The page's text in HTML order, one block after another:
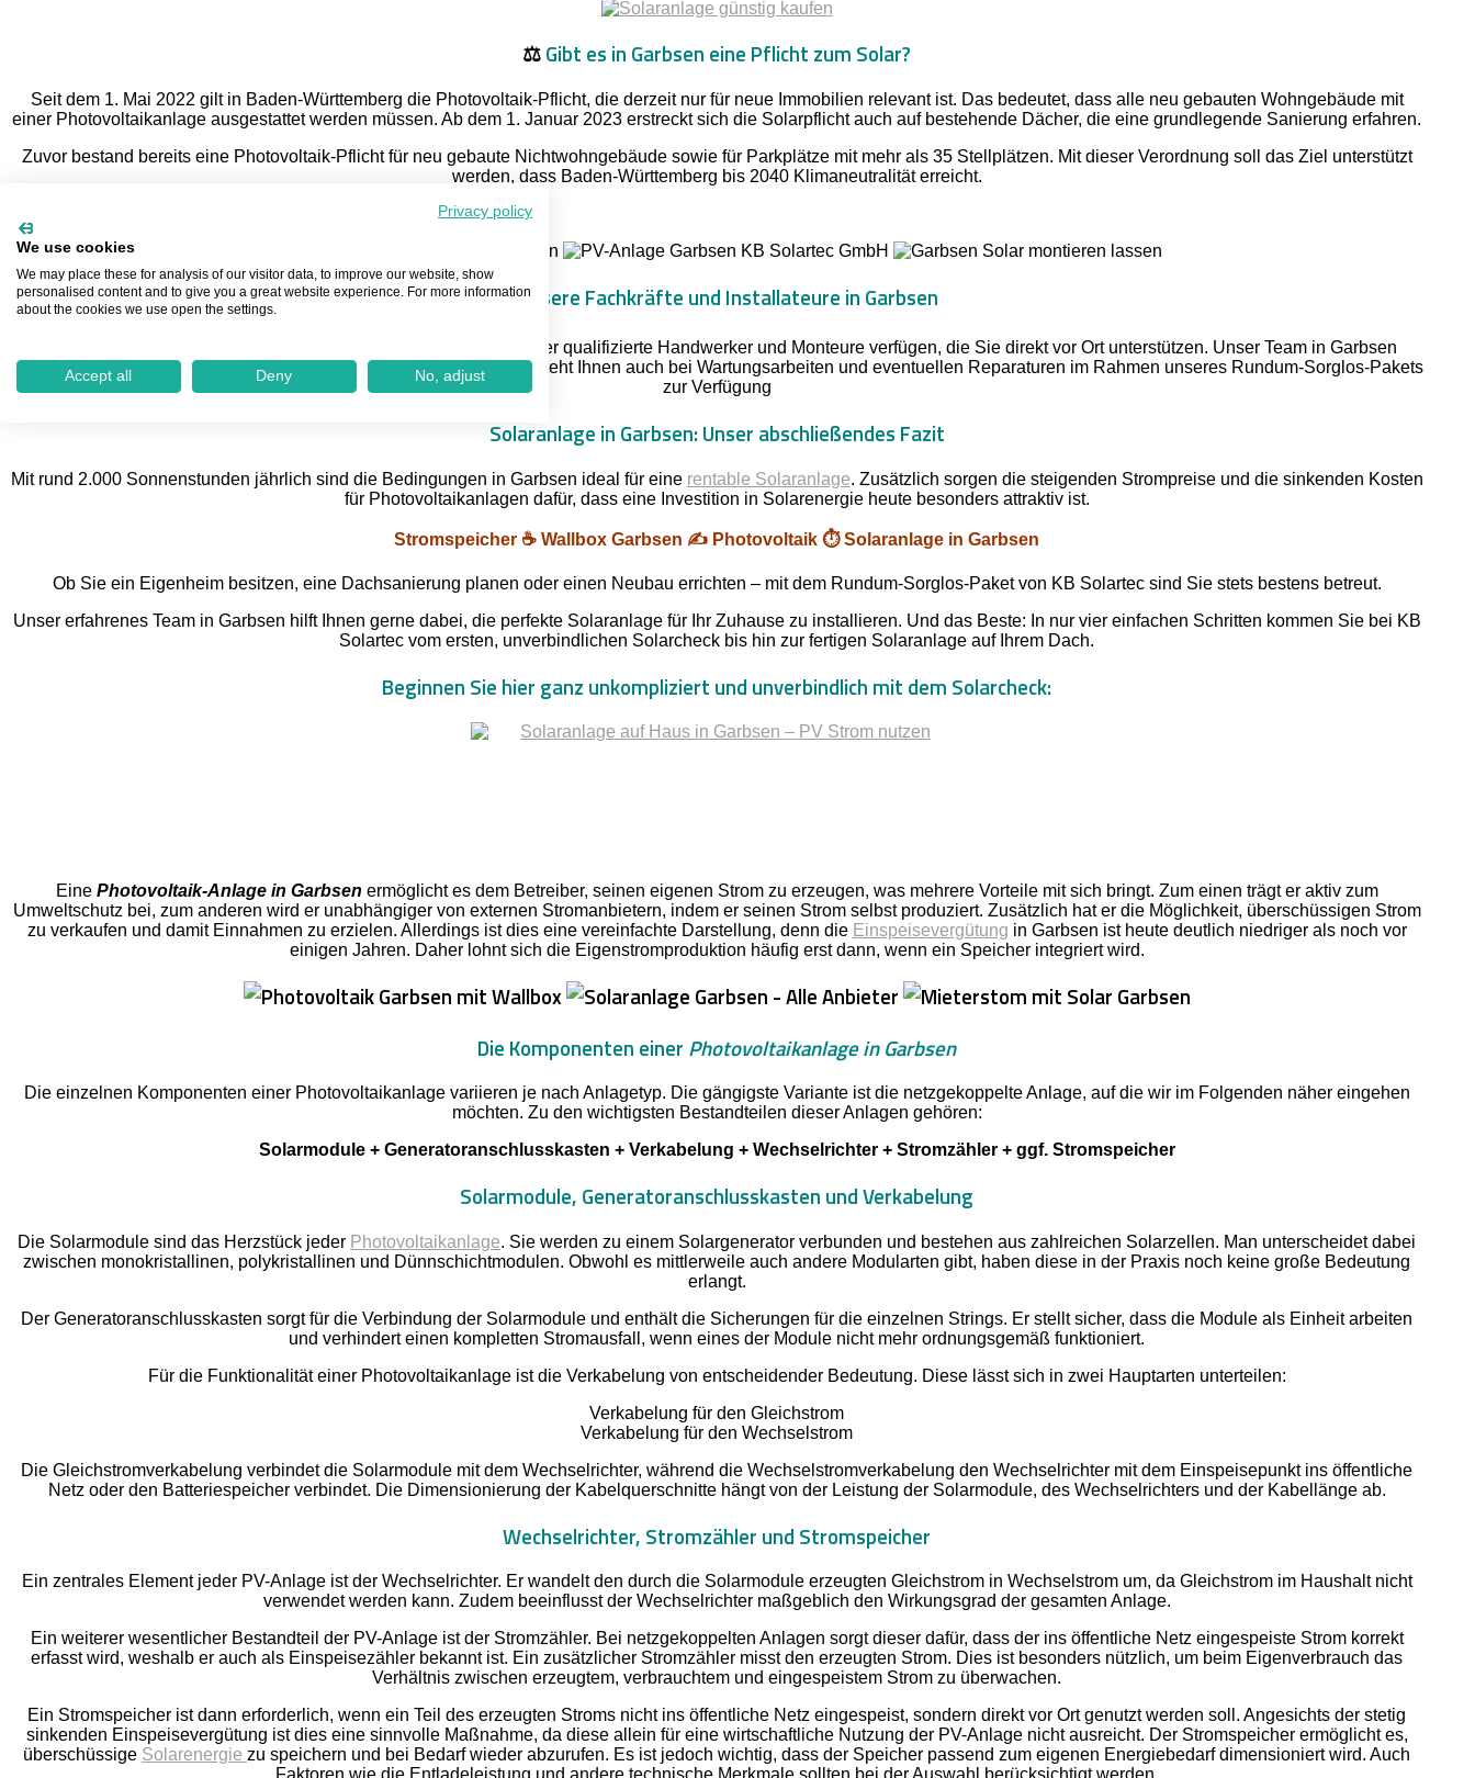
⚖️Gibt es in Garbsen eine Pflicht zum Solar?
Seit dem 1. Mai 2022 gilt in Baden-Württemberg die Photovoltaik-Pflicht, die derzeit nur für neue Immobilien relevant ist. Das bedeutet, dass alle neu gebauten Wohngebäude mit
einer Photovoltaikanlage ausgestattet werden müssen. Ab dem 1. Januar 2023 erstreckt sich die Solarpflicht auch auf bestehende Dächer, die eine grundlegende Sanierung erfahren.
Zuvor bestand bereits eine Photovoltaik-Pflicht für neu gebaute Nichtwohngebäude sowie für Parkplätze mit mehr als 35 Stellplätzen. Mit dieser Verordnung soll das Ziel unterstützt
werden, dass Baden-Württemberg bis 2040 Klimaneutralität erreicht.
⛏️Unsere Fachkräfte und Installateure in Garbsen
KB Solartec ist bundesweit tätig, weshalb wir auch in Garbsen über qualifizierte Handwerker und Monteure verfügen, die Sie direkt vor Ort unterstützen. Unser Team in Garbsen
kümmert sich nicht nur um die Installation Ihrer PV-Anlage, sondern steht Ihnen auch bei Wartungsarbeiten und eventuellen Reparaturen im Rahmen unseres Rundum-Sorglos-Pakets
zur Verfügung
Solaranlage in Garbsen: Unser abschließendes Fazit
Mit rund 2.000 Sonnenstunden jährlich sind die Bedingungen in Garbsen ideal für eine rentable Solaranlage. Zusätzlich sorgen die steigenden Strompreise und die sinkenden Kosten
für Photovoltaikanlagen dafür, dass eine Investition in Solarenergie heute besonders attraktiv ist.
Stromspeicher ☕ Wallbox Garbsen ✍️ Photovoltaik ⏱️ Solaranlage in Garbsen
Ob Sie ein Eigenheim besitzen, eine Dachsanierung planen oder einen Neubau errichten – mit dem Rundum-Sorglos-Paket von KB Solartec sind Sie stets bestens betreut.
Unser erfahrenes Team in Garbsen hilft Ihnen gerne dabei, die perfekte Solaranlage für Ihr Zuhause zu installieren. Und das Beste: In nur vier einfachen Schritten kommen Sie bei KB
Solartec vom ersten, unverbindlichen Solarcheck bis hin zur fertigen Solaranlage auf Ihrem Dach.
Beginnen Sie hier ganz unkompliziert und unverbindlich mit dem Solarcheck:
Eine Photovoltaik-Anlage in Garbsen ermöglicht es dem Betreiber, seinen eigenen Strom zu erzeugen, was mehrere Vorteile mit sich bringt. Zum einen trägt er aktiv zum
Umweltschutz bei, zum anderen wird er unabhängiger von externen Stromanbietern, indem er seinen Strom selbst produziert. Zusätzlich hat er die Möglichkeit, überschüssigen Strom
zu verkaufen und damit Einnahmen zu erzielen. Allerdings ist dies eine vereinfachte Darstellung, denn die Einspeisevergütung in Garbsen ist heute deutlich niedriger als noch vor
einigen Jahren. Daher lohnt sich die Eigenstromproduktion häufig erst dann, wenn ein Speicher integriert wird.
Die Komponenten einer Photovoltaikanlage in Garbsen
Die einzelnen Komponenten einer Photovoltaikanlage variieren je nach Anlagetyp. Die gängigste Variante ist die netzgekoppelte Anlage, auf die wir im Folgenden näher eingehen
möchten. Zu den wichtigsten Bestandteilen dieser Anlagen gehören:
Solarmodule + Generatoranschlusskasten + Verkabelung + Wechselrichter + Stromzähler + ggf. Stromspeicher
Solarmodule, Generatoranschlusskasten und Verkabelung
Die Solarmodule sind das Herzstück jeder Photovoltaikanlage. Sie werden zu einem Solargenerator verbunden und bestehen aus zahlreichen Solarzellen. Man unterscheidet dabei
zwischen monokristallinen, polykristallinen und Dünnschichtmodulen. Obwohl es mittlerweile auch andere Modularten gibt, haben diese in der Praxis noch keine große Bedeutung
erlangt.
Der Generatoranschlusskasten sorgt für die Verbindung der Solarmodule und enthält die Sicherungen für die einzelnen Strings. Er stellt sicher, dass die Module als Einheit arbeiten
und verhindert einen kompletten Stromausfall, wenn eines der Module nicht mehr ordnungsgemäß funktioniert.
Für die Funktionalität einer Photovoltaikanlage ist die Verkabelung von entscheidender Bedeutung. Diese lässt sich in zwei Hauptarten unterteilen:
Verkabelung für den Gleichstrom
Verkabelung für den Wechselstrom
Die Gleichstromverkabelung verbindet die Solarmodule mit dem Wechselrichter, während die Wechselstromverkabelung den Wechselrichter mit dem Einspeisepunkt ins öffentliche
Netz oder den Batteriespeicher verbindet. Die Dimensionierung der Kabelquerschnitte hängt von der Leistung der Solarmodule, des Wechselrichters und der Kabellänge ab.
Wechselrichter, Stromzähler und Stromspeicher
Ein zentrales Element jeder PV-Anlage ist der Wechselrichter. Er wandelt den durch die Solarmodule erzeugten Gleichstrom in Wechselstrom um, da Gleichstrom im Haushalt nicht
verwendet werden kann. Zudem beeinflusst der Wechselrichter maßgeblich den Wirkungsgrad der gesamten Anlage.
Ein weiterer wesentlicher Bestandteil der PV-Anlage ist der Stromzähler. Bei netzgekoppelten Anlagen sorgt dieser dafür, dass der ins öffentliche Netz eingespeiste Strom korrekt
erfasst wird, weshalb er auch als Einspeisezähler bekannt ist. Ein zusätzlicher Stromzähler misst den erzeugten Strom. Dies ist besonders nützlich, um beim Eigenverbrauch das
Verhältnis zwischen erzeugtem, verbrauchtem und eingespeistem Strom zu überwachen.
Ein Stromspeicher ist dann erforderlich, wenn ein Teil des erzeugten Stroms nicht ins öffentliche Netz eingespeist, sondern direkt vor Ort genutzt werden soll. Angesichts der stetig
sinkenden Einspeisevergütung ist dies eine sinnvolle Maßnahme, da diese allein für eine wirtschaftliche Nutzung der PV-Anlage nicht ausreicht. Der Stromspeicher ermöglicht es,
überschüssige Solarenergie zu speichern und bei Bedarf wieder abzurufen. Es ist jedoch wichtig, dass der Speicher passend zum eigenen Energiebedarf dimensioniert wird. Auch
Privacy policy
We use cookies
We may place these for analysis of our visitor data, to improve our website, show
personalised content and to give you a great website experience. For more information
about the cookies we use open the settings.
Accept all Deny No, adjust